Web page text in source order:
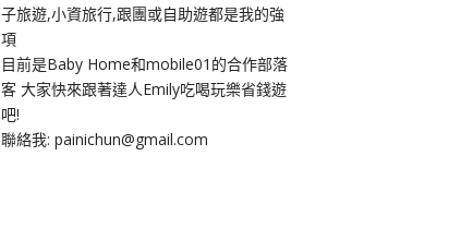
子旅遊,小資旅行,跟團或自助遊都是我的強
項
目前是Baby Home和mobile01的合作部落
客 大家快來跟著達人Emily吃喝玩樂省錢遊
吧!
聯絡我: painichun@gmail.com